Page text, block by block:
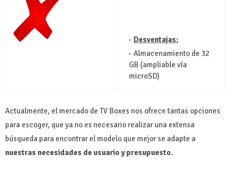
Desventajas:
Almacenamiento de 32
GB (ampliable vía
microSD)
Actualmente, el mercado de TV Boxes nos ofrece tantas opciones
para escoger, que ya no es necesario realizar una extensa
búsqueda para encontrar el modelo que mejor se adapte a
nuestras necesidades de usuario y presupuesto.